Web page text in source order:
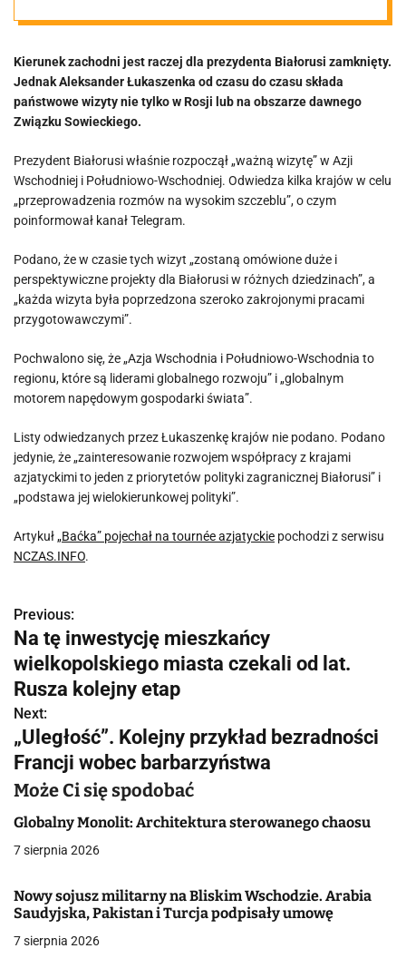
Kierunek zachodni jest raczej dla prezydenta Białorusi zamknięty.
Jednak Aleksander Łukaszenka od czasu do czasu składa
państwowe wizyty nie tylko w Rosji lub na obszarze dawnego
Związku Sowieckiego.
Prezydent Białorusi właśnie rozpoczął „ważną wizytę” w Azji
Wschodniej i Południowo-Wschodniej. Odwiedza kilka krajów w celu
„przeprowadzenia rozmów na wysokim szczeblu”, o czym
poinformował kanał Telegram.
Podano, że w czasie tych wizyt „zostaną omówione duże i
perspektywiczne projekty dla Białorusi w różnych dziedzinach”, a
„każda wizyta była poprzedzona szeroko zakrojonymi pracami
przygotowawczymi”.
Pochwalono się, że „Azja Wschodnia i Południowo-Wschodnia to
regionu, które są liderami globalnego rozwoju” i „globalnym
motorem napędowym gospodarki świata”.
Listy odwiedzanych przez Łukaszenkę krajów nie podano. Podano
jedynie, że „zainteresowanie rozwojem współpracy z krajami
azjatyckimi to jeden z priorytetów polityki zagranicznej Białorusi” i
„podstawa jej wielokierunkowej polityki”.
Artykuł„Baćka” pojechał na tournée azjatyckie pochodzi z serwisu
NCZAS.INFO.
N
a
w
i
g
a
c
j
a
w
Previous:
Na tę inwestycję mieszkańcy
wielkopolskiego miasta czekali od lat.
Rusza kolejny etap
Next:
„Uległość”. Kolejny przykład bezradności
Francji wobec barbarzyństwa
Może Ci się spodobać
Globalny Monolit: Architektura sterowanego chaosu
7 sierpnia 2026
Nowy sojusz militarny na Bliskim Wschodzie. Arabia
Saudyjska, Pakistan i Turcja podpisały umowę
7 sierpnia 2026